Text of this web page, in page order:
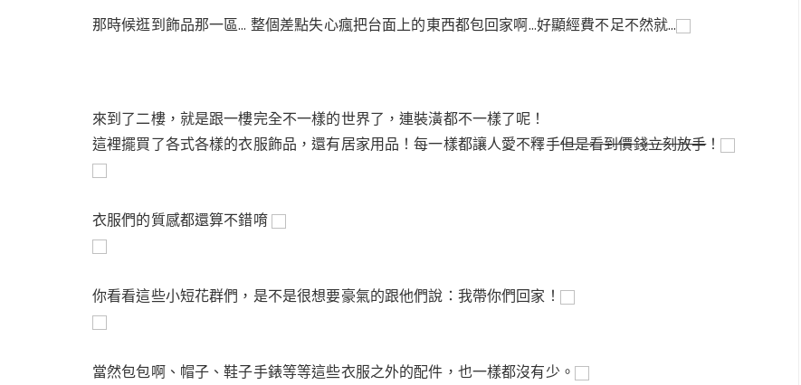
那時候逛到飾品那一區… 整個差點失心瘋把台面上的東西都包回家啊…好顯經費不足不然就…
來到了二樓，就是跟一樓完全不一樣的世界了，連裝潢都不一樣了呢！
這裡擺買了各式各樣的衣服飾品，還有居家用品！每一樣都讓人愛不釋手但是看到價錢立刻放手！
衣服們的質感都還算不錯唷
你看看這些小短花群們，是不是很想要豪氣的跟他們說：我帶你們回家！
當然包包啊、帽子、鞋子手錶等等這些衣服之外的配件，也一樣都沒有少。